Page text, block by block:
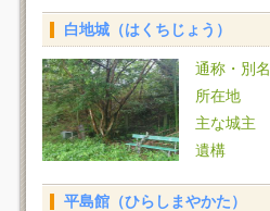
白地城（はくちじょう）
通称・別名
所在地
主な城主
遺構
平島館（ひらしまやかた）